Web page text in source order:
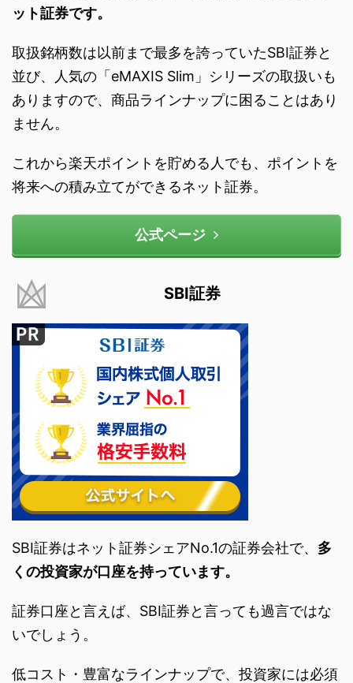
ット証券です。
取扱銘柄数は以前まで最多を誇っていたSBI証券と
並び、人気の「eMAXIS Slim」シリーズの取扱いも
ありますので、商品ラインナップに困ることはあり
ません。
これから楽天ポイントを貯める人でも、ポイントを
将来への積み立てができるネット証券。
公式ページ
SBI証券
SBI証券はネット証券シェアNo.1の証券会社で、 多
くの投資家が口座を持っています。
証券口座と言えば、SBI証券と言っても過言ではな
いでしょう。
低コスト・豊富なラインナップで、投資家には必須